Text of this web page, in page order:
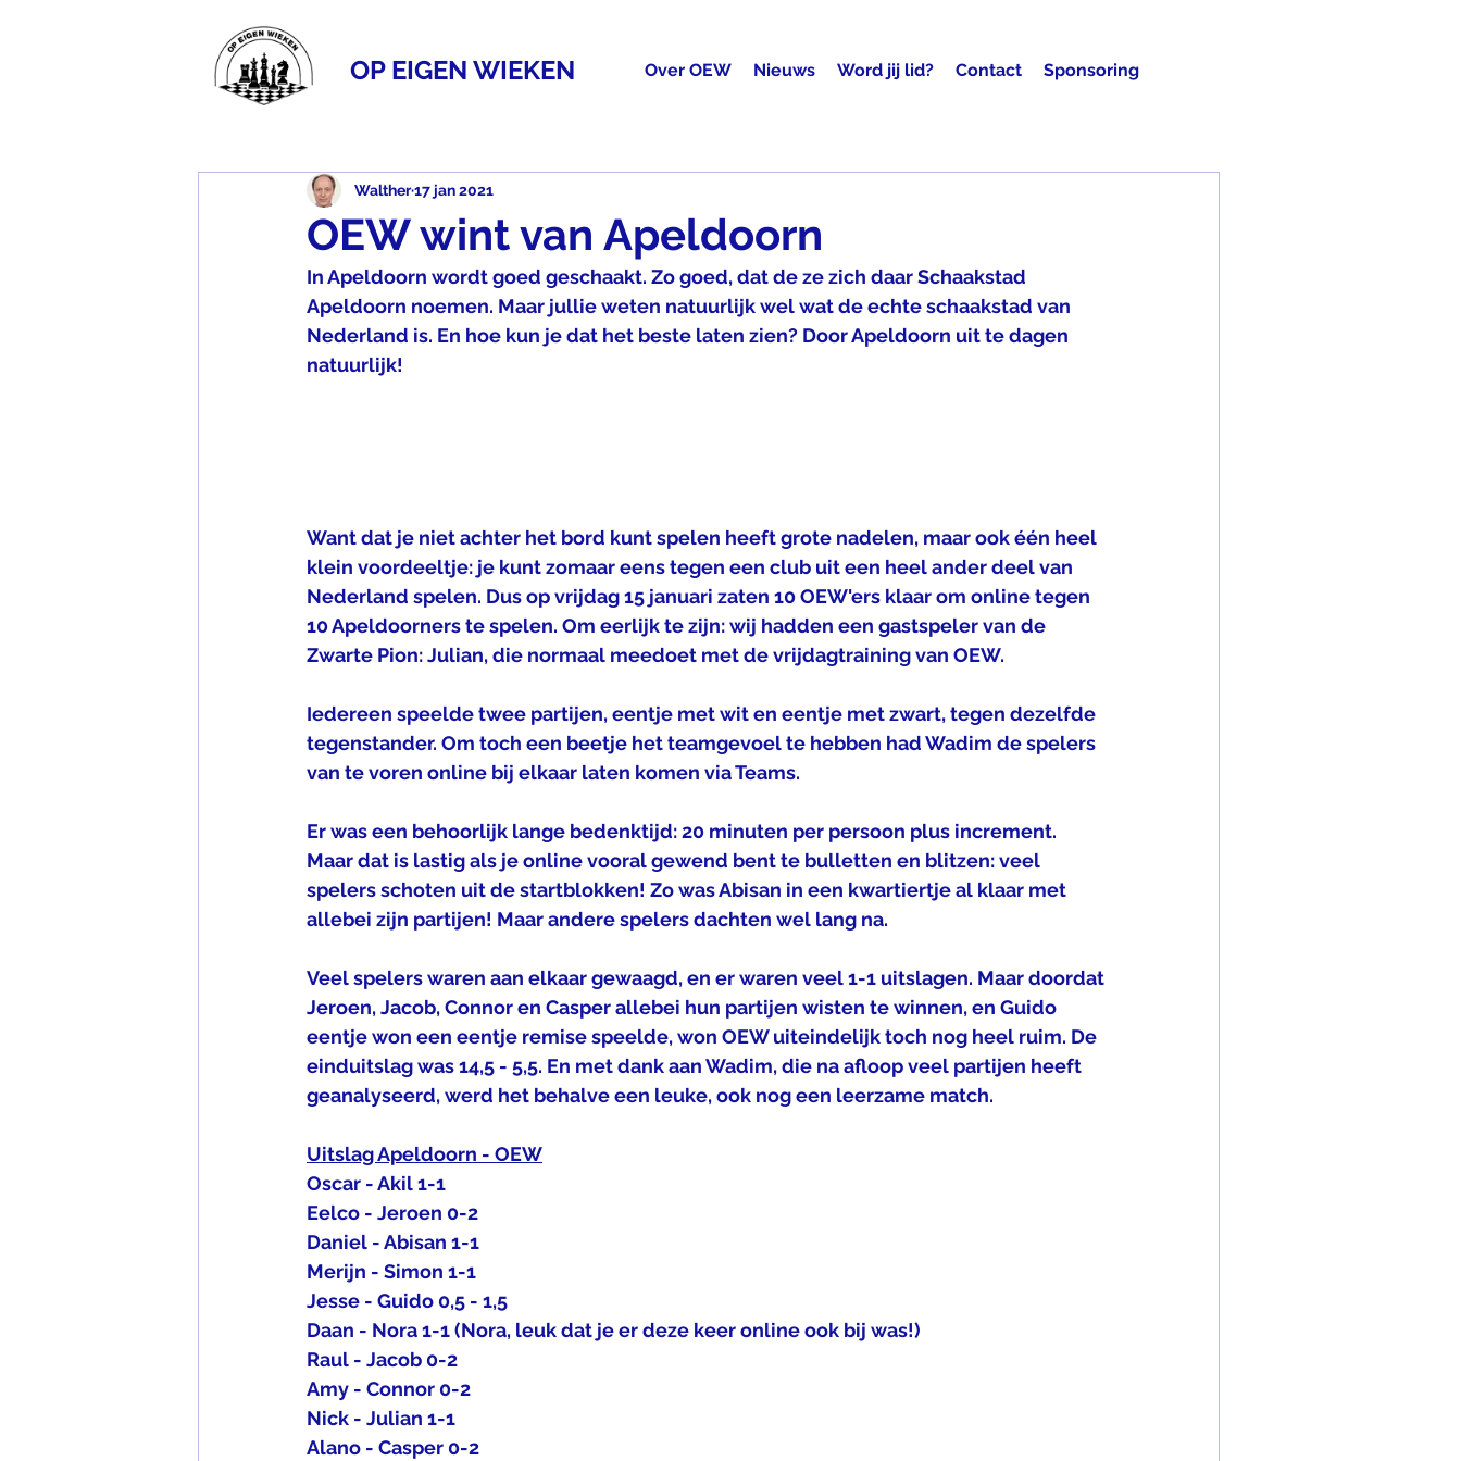
OP EIGEN WIEKEN Over OEW Nieuws Word jij lid? Contact Sponsoring
OEW wint van Apeldoorn
Walther17 jan 2021
In Apeldoorn wordt goed geschaakt. Zo goed, dat de ze zich daar Schaakstad
Apeldoorn noemen. Maar jullie weten natuurlijk wel wat de echte schaakstad van
Nederland is. En hoe kun je dat het beste laten zien? Door Apeldoorn uit te dagen
natuurlijk!
Want dat je niet achter het bord kunt spelen heeft grote nadelen, maar ook één heel
klein voordeeltje: je kunt zomaar eens tegen een club uit een heel ander deel van
Nederland spelen. Dus op vrijdag 15 januari zaten 10 OEW'ers klaar om online tegen
10 Apeldoorners te spelen. Om eerlijk te zijn: wij hadden een gastspeler van de
Zwarte Pion: Julian, die normaal meedoet met de vrijdagtraining van OEW.
Iedereen speelde twee partijen, eentje met wit en eentje met zwart, tegen dezelfde
tegenstander. Om toch een beetje het teamgevoel te hebben had Wadim de spelers
van te voren online bij elkaar laten komen via Teams.
Er was een behoorlijk lange bedenktijd: 20 minuten per persoon plus increment.
Maar dat is lastig als je online vooral gewend bent te bulletten en blitzen: veel
spelers schoten uit de startblokken! Zo was Abisan in een kwartiertje al klaar met
allebei zijn partijen! Maar andere spelers dachten wel lang na.
Veel spelers waren aan elkaar gewaagd, en er waren veel 1-1 uitslagen. Maar doordat
Jeroen, Jacob, Connor en Casper allebei hun partijen wisten te winnen, en Guido
eentje won een eentje remise speelde, won OEW uiteindelijk toch nog heel ruim. De
einduitslag was 14,5 - 5,5. En met dank aan Wadim, die na afloop veel partijen heeft
geanalyseerd, werd het behalve een leuke, ook nog een leerzame match.
Uitslag Apeldoorn - OEW
Oscar - Akil 1-1
Eelco - Jeroen 0-2
Daniel - Abisan 1-1
Merijn - Simon 1-1
Jesse - Guido 0,5 - 1,5
Daan - Nora 1-1 (Nora, leuk dat je er deze keer online ook bij was!)
Raul - Jacob 0-2
Amy - Connor 0-2
Nick - Julian 1-1
Alano - Casper 0-2